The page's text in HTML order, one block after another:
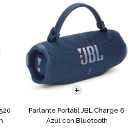
Parlante Portátil JBL Charge 6
Azul con Bluetooth